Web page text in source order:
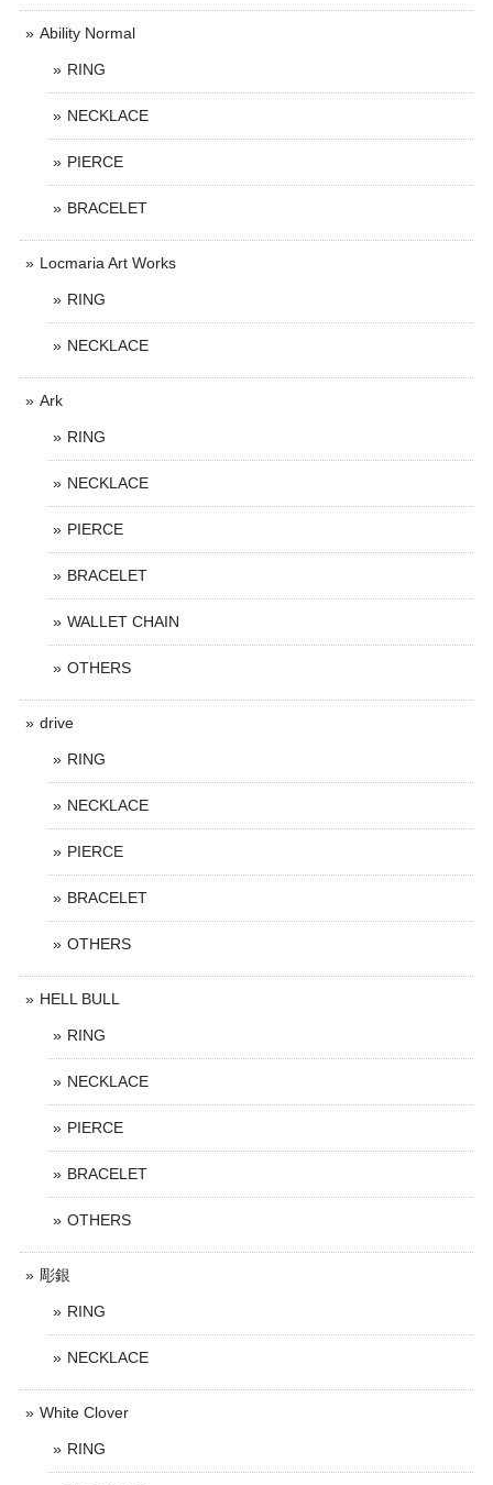
Ability Normal
RING
NECKLACE
PIERCE
BRACELET
Locmaria Art Works
RING
NECKLACE
Ark
RING
NECKLACE
PIERCE
BRACELET
WALLET CHAIN
OTHERS
drive
RING
NECKLACE
PIERCE
BRACELET
OTHERS
HELL BULL
RING
NECKLACE
PIERCE
BRACELET
OTHERS
彫銀
RING
NECKLACE
White Clover
RING